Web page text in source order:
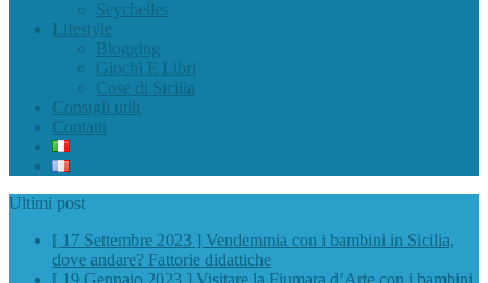
Seychelles
Lifestyle
Blogging
Giochi E Libri
Cose di Sicilia
Consigli utili
Contatti
Ultimi post
[ 17 Settembre 2023 ] Vendemmia con i bambini in Sicilia,
dove andare? Fattorie didattiche
[ 19 Gennaio 2023 ] Visitare la Fiumara d’Arte con i bambini,